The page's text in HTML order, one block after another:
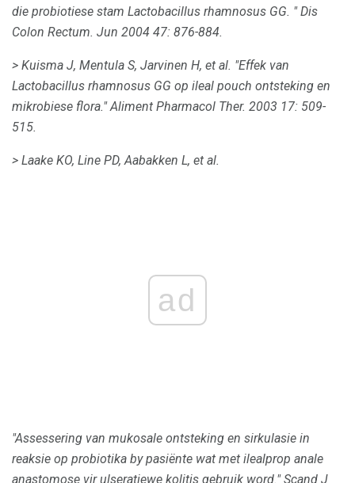
die probiotiese stam Lactobacillus rhamnosus GG. "Dis
Colon Rectum. Jun 2004 47: 876-884.
> Kuisma J, Mentula S, Jarvinen H, et al. "Effek van
Lactobacillus rhamnosus GG op ileal pouch ontsteking en
mikrobiese flora."Aliment Pharmacol Ther. 2003 17: 509-
515.
> Laake KO, Line PD, Aabakken L, et al.
ad
"Assessering van mukosale ontsteking en sirkulasie in
reaksie op probiotika by pasiënte wat met ilealprop anale
anastomose vir ulseratiewe kolitis gebruik word."Scand J